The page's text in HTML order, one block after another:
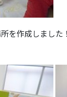
を作成しまし